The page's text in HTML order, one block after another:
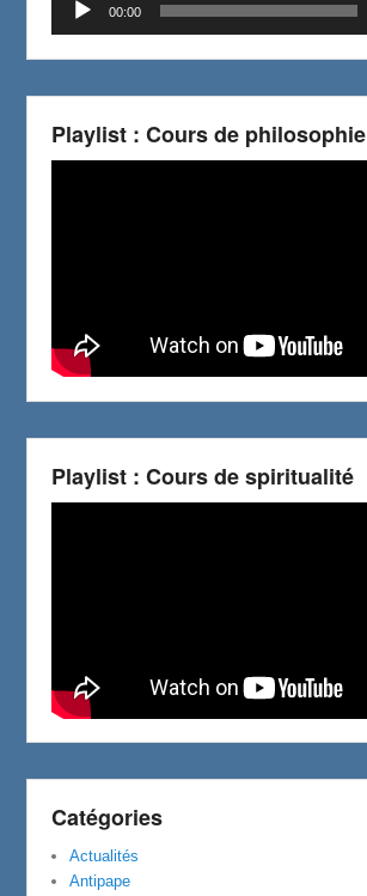
00:00
Playlist : Cours de philosophie
Playlist : Cours de spiritualité
Catégories
Actualités
Antipape